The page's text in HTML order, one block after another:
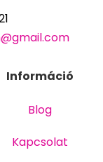
Információ
Blog
Kapcsolat